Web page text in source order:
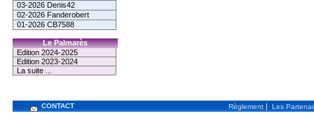
03-2026 Denis42
02-2026 Fanderobert
01-2026 CB7588
Le Palmarès
Edition 2024-2025
Edition 2023-2024
La suite ...
CONTACT Règlement | Les